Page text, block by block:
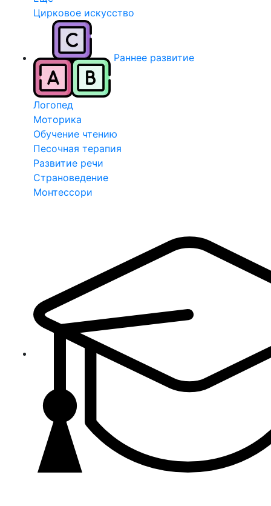
Цирковое искусство
Раннее развитие
Логопед
Моторика
Обучение чтению
Песочная терапия
Развитие речи
Страноведение
Монтессори